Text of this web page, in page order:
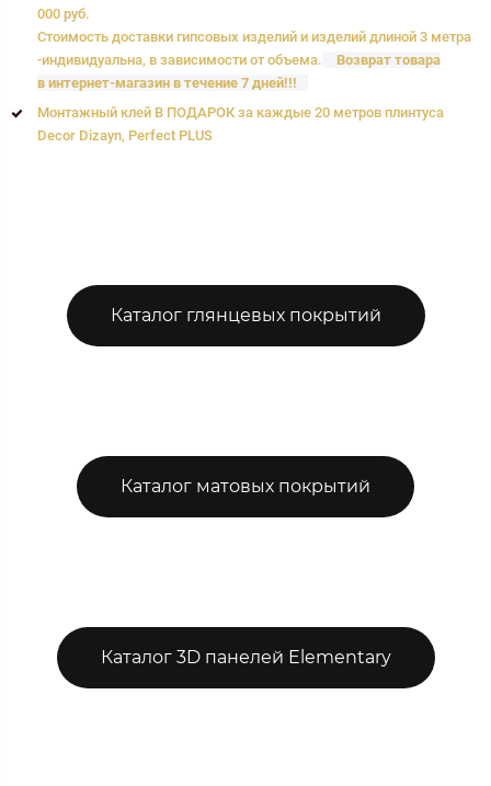
000 руб.
Стоимость доставки гипсовых изделий и изделий длиной 3 метра
-индивидуальна, в зависимости от объема.
Возврат товара
в интернет-магазин в течение 7 дней!!!
Монтажный клей В ПОДАРОК за каждые 20 метров плинтуса
Decor Dizayn, Perfect PLUS
Каталог глянцевых покрытий
Каталог матовых покрытий
Каталог 3D панелей Elementary